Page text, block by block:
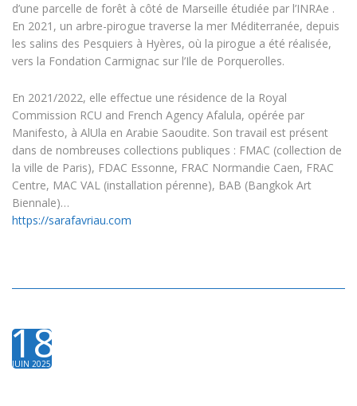
d’une parcelle de forêt à côté de Marseille étudiée par l’INRAe .
En 2021, un arbre-pirogue traverse la mer Méditerranée, depuis
les salins des Pesquiers à Hyères, où la pirogue a été réalisée,
vers la Fondation Carmignac sur l’Ile de Porquerolles.
En 2021/2022, elle effectue une résidence de la Royal
Commission RCU and French Agency Afalula, opérée par
Manifesto, à AlUla en Arabie Saoudite. Son travail est présent
dans de nombreuses collections publiques : FMAC (collection de
la ville de Paris), FDAC Essonne, FRAC Normandie Caen, FRAC
Centre, MAC VAL (installation pérenne), BAB (Bangkok Art
Biennale)…
https://sarafavriau.com
18
JUIN 2025